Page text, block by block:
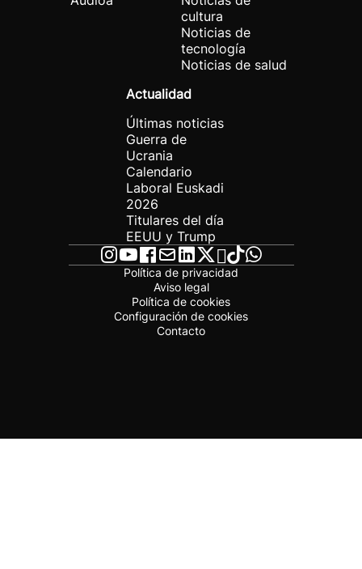
cultura
Noticias de
tecnología
Noticias de salud
Actualidad
Últimas noticias
Guerra de
Ucrania
Calendario
Laboral Euskadi
2026
Titulares del día
EEUU y Trump
Política de privacidad
Aviso legal
Política de cookies
Configuración de cookies
Contacto